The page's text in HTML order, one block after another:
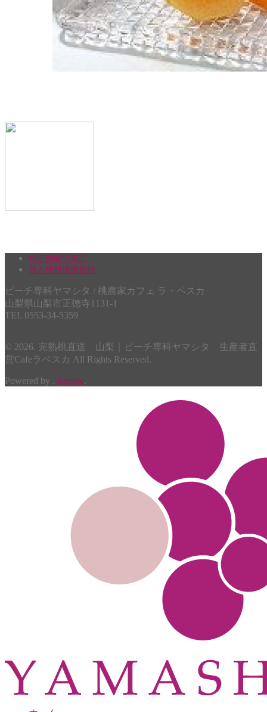
特定商取引表記
個人情報保護指針
ピーチ専科ヤマシタ / 桃農家カフェ ラ・ペスカ
山梨県山梨市正徳寺1131-1
TEL 0553-34-5359
© 2026. 完熟桃直送 山梨｜ピーチ専科ヤマシタ 生産者直
営Cafeラペスカ All Rights Reserved.
Powered by . isotype.